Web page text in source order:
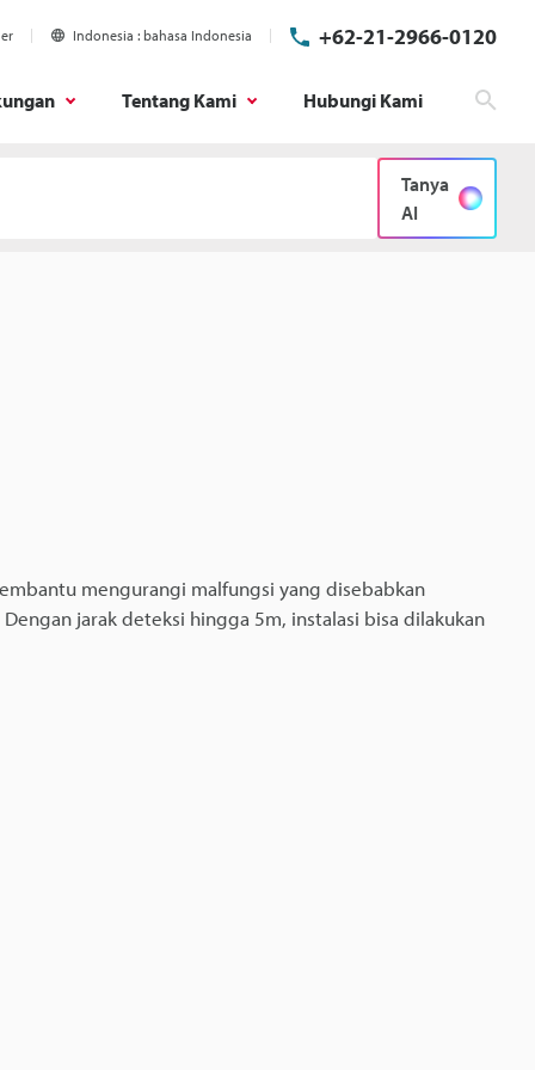
Indonesia bahasa Indonesia +62-21-2966-0120
Tentang Kami Hubungi Kami
Tanya
AI
mengurangi malfungsi yang disebabkan
jarak deteksi hingga 5m, instalasi bisa dilakukan